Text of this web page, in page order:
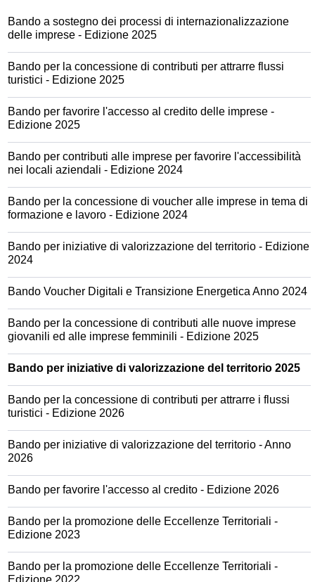
Bando a sostegno dei processi di internazionalizzazione
delle imprese - Edizione 2025
Bando per la concessione di contributi per attrarre flussi
turistici - Edizione 2025
Bando per favorire l'accesso al credito delle imprese -
Edizione 2025
Bando per contributi alle imprese per favorire l'accessibilità
nei locali aziendali - Edizione 2024
Bando per la concessione di voucher alle imprese in tema di
formazione e lavoro - Edizione 2024
Bando per iniziative di valorizzazione del territorio - Edizione
2024
Bando Voucher Digitali e Transizione Energetica Anno 2024
Bando per la concessione di contributi alle nuove imprese
giovanili ed alle imprese femminili - Edizione 2025
Bando per iniziative di valorizzazione del territorio 2025
Bando per la concessione di contributi per attrarre i flussi
turistici - Edizione 2026
Bando per iniziative di valorizzazione del territorio - Anno
2026
Bando per favorire l'accesso al credito - Edizione 2026
Bando per la promozione delle Eccellenze Territoriali -
Edizione 2023
Bando per la promozione delle Eccellenze Territoriali -
Edizione 2022